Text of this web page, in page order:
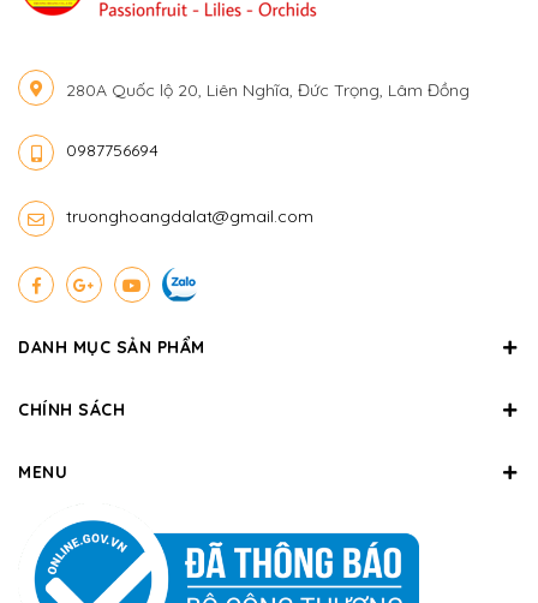
280A Quốc lộ 20, Liên Nghĩa, Đức Trọng, Lâm Đồng
0987756694
truonghoangdalat@gmail.com
DANH MỤC SẢN PHẨM
CHÍNH SÁCH
MENU